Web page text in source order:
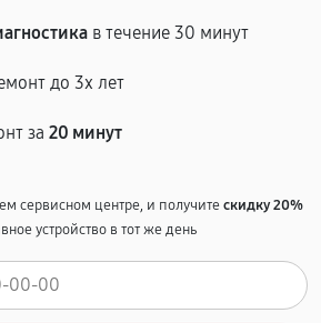
в течение 30 минут
до 3х лет
за 20 минут
сервисном центре, и получитескидку 20%
устройство в тот же день